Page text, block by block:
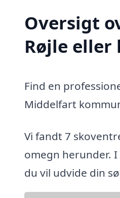
Oversigt
Røjle
Find en
Middelfart
Vi fandt 7
omegn herunder.
du vil udvide din